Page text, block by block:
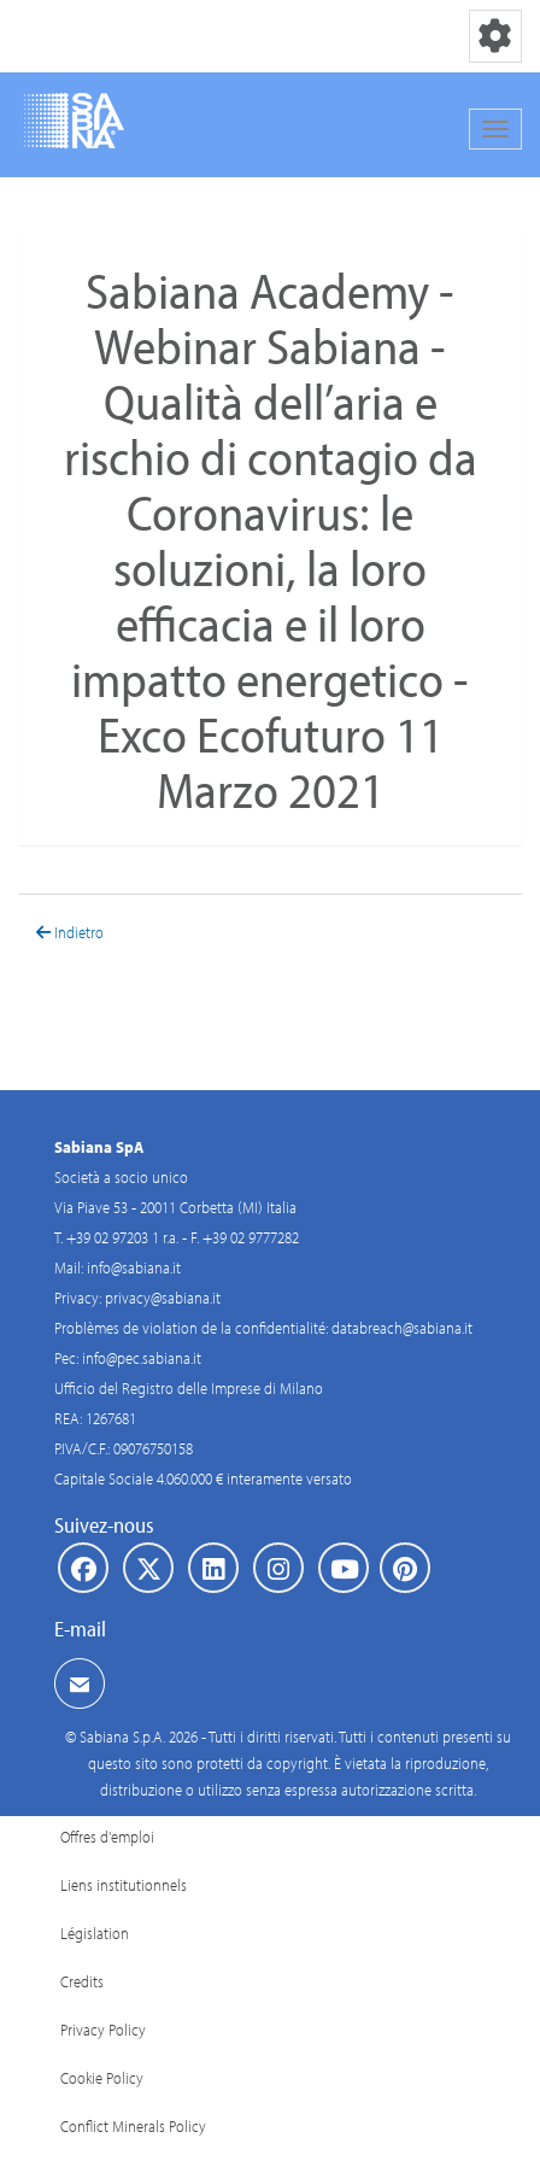
Basculer
Sabiana Academy -
Webinar Sabiana -
Qualità dell’aria e
rischio di contagio da
Coronavirus: le
soluzioni, la loro
efficacia e il loro
impatto energetico -
Exco Ecofuturo 11
Marzo 2021
Indietro
Sabiana SpA
Società a socio unico
Via Piave 53 - 20011 Corbetta (MI) Italia
T. +39 02 97203 1 r.a. - F. +39 02 9777282
Mail: info@sabiana.it
Privacy: privacy@sabiana.it
Problèmes de violation de la confidentialité:databreach@sabiana.it
Pec: info@pec.sabiana.it
Ufficio del Registro delle Imprese di Milano
REA: 1267681
P.IVA/C.F.: 09076750158
Capitale Sociale 4.060.000 € interamente versato
Suivez-nous
E-mail
© Sabiana S.p.A. 2026 - Tutti i diritti riservati. Tutti i contenuti presenti su
questo sito sono protetti da copyright. È vietata la riproduzione,
distribuzione o utilizzo senza espressa autorizzazione scritta.
Offres d'emploi
Liens institutionnels
Législation
Credits
Privacy Policy
Cookie Policy
Conflict Minerals Policy